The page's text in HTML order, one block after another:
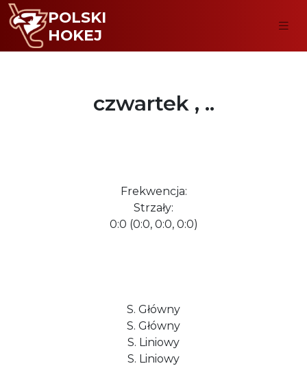
POLSKI
HOKEJ
czwartek , ..
Frekwencja:
Strzały:
0:0 (0:0, 0:0, 0:0)
S. Główny
S. Główny
S. Liniowy
S. Liniowy